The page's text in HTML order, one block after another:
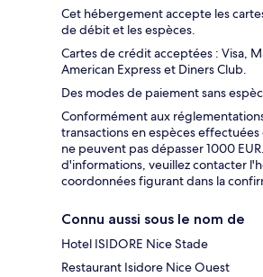
Cet hébergement accepte les
de débit et les espèces.
Cartes de crédit acceptées : Visa,
American Express et Diners Club.
Des modes de paiement sans
Conformément aux
transactions en espèces
ne peuvent pas dépasser 1000
d'informations, veuillez contacter
coordonnées figurant dans la
Connu aussi sous le nom de
Hotel ISIDORE Nice Stade
Restaurant Isidore Nice Ouest